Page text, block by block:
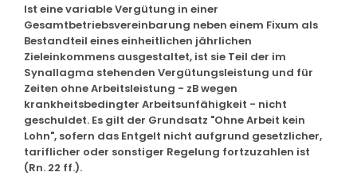
Ist eine variable Vergütung in einer
Gesamtbetriebsvereinbarung neben einem Fixum als
Bestandteil eines einheitlichen jährlichen
Zieleinkommens ausgestaltet, ist sie Teil der im
Synallagma stehenden Vergütungsleistung und für
Zeiten ohne Arbeitsleistung - zB wegen
krankheitsbedingter Arbeitsunfähigkeit - nicht
geschuldet. Es gilt der Grundsatz "Ohne Arbeit kein
Lohn", sofern das Entgelt nicht aufgrund gesetzlicher,
tariflicher oder sonstiger Regelung fortzuzahlen ist
(Rn. 22 ff.).